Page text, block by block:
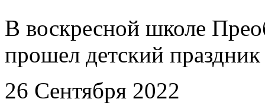
В воскресной школе
прошел детский праздник
26 Сентября 2022